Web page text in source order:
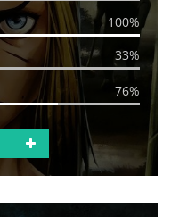
100%
33%
76%